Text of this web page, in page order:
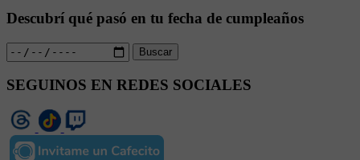
Descubrí qué pasó en tu fecha de cumpleaños
Buscar
SEGUINOS EN REDES SOCIALES